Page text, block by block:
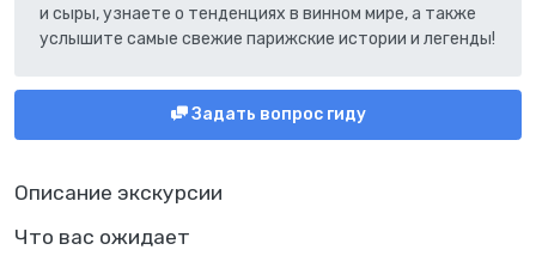
Описание экскурсии
Что вас ожидает
и сыры, узнаете о тенденциях в винном мире, а также
услышите самые свежие парижские истории и легенды!
Задать вопрос гиду